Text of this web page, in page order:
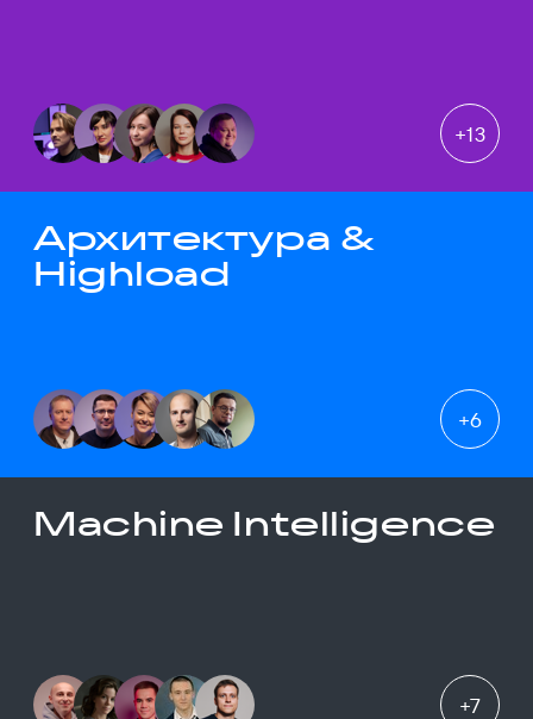
+13
Архитектура &
Highload
+6
Machine Intelligence
+7